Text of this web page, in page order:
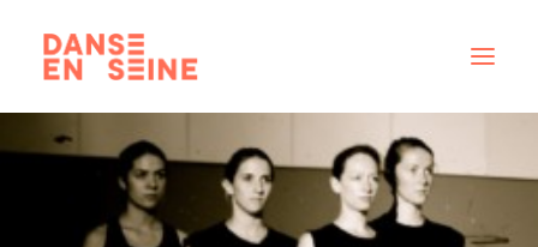
CRÉATIONS
DISPOSITIFS ARTISTIQUES